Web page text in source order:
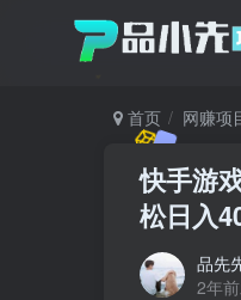
首页 网赚项
快手游
松日入
品先
2年